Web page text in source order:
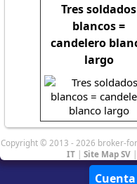
Tres soldados
blancos =
candelero
largo
Copyright © 2013 - 2026 broker-
IT | Site Map SV |